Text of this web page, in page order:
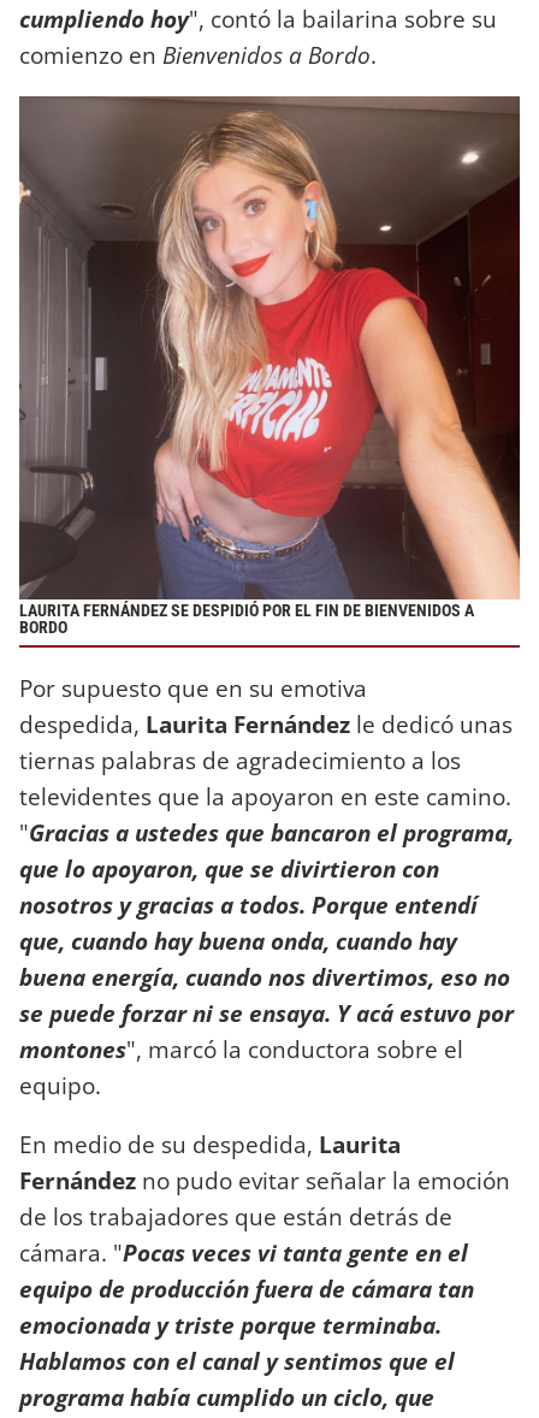
cumpliendo hoy", contó la bailarina sobre su
comienzo en Bienvenidos a Bordo.
LAURITA FERNÁNDEZ SE DESPIDIÓ POR EL FIN DE BIENVENIDOS A
BORDO
Por supuesto que en su emotiva
despedida, Laurita Fernández le dedicó unas
tiernas palabras de agradecimiento a los
televidentes que la apoyaron en este camino.
"Gracias a ustedes que bancaron el programa,
que lo apoyaron, que se divirtieron con
nosotros y gracias a todos. Porque entendí
que, cuando hay buena onda, cuando hay
buena energía, cuando nos divertimos, eso no
se puede forzar ni se ensaya. Y acá estuvo por
montones", marcó la conductora sobre el
equipo.
En medio de su despedida, Laurita
Fernández no pudo evitar señalar la emoción
de los trabajadores que están detrás de
cámara. "Pocas veces vi tanta gente en el
equipo de producción fuera de cámara tan
emocionada y triste porque terminaba.
Hablamos con el canal y sentimos que el
programa había cumplido un ciclo, que